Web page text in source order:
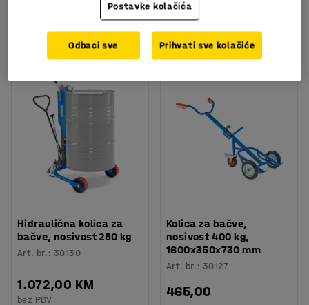
282,00
KM
bez PDV
U KOŠARICU
Hidraulična kolica za
bačve, nosivost 250 kg
Art. br.:30130
1.072,00 KM
bez PDV
Kolica za bačve,
nosivost 400 kg,
1600x350x730 mm
Art. br.:30127
465,00
Postavke kolačića
Odbaci sve Prihvati sve kolačiće